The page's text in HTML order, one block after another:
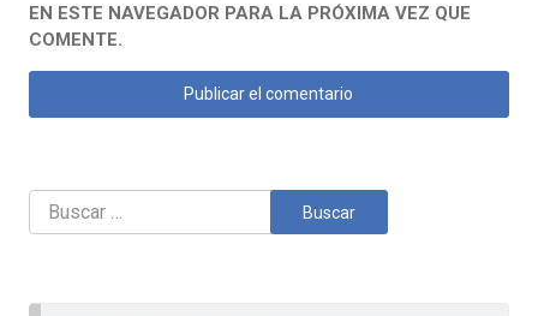
EN ESTE NAVEGADOR PARA LA PRÓXIMA VEZ QUE
COMENTE.
Buscar: